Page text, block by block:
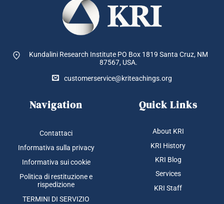
Kundalini Research Institute PO Box 1819 Santa Cruz, NM
87567, USA.
customerservice@kriteachings.org
Navigation
Contattaci
Informativa sulla privacy
Informativa sui cookie
Politica di restituzione e
rispedizione
TERMINI DI SERVIZIO
Quick Links
About KRI
KRI History
KRI Blog
Services
KRI Staff